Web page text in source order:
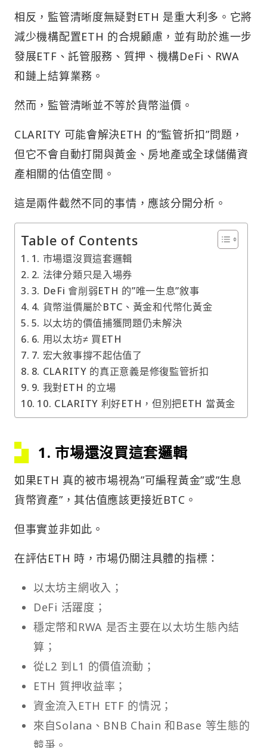
相反，監管清晰度無疑對ETH 是重大利多。它將
減少機構配置ETH 的合規顧慮，並有助於進一步
發展ETF、託管服務、質押、機構DeFi、RWA
和鏈上結算業務。
然而，監管清晰並不等於貨幣溢價。
CLARITY 可能會解決ETH 的”監管折扣”問題，
但它不會自動打開與黃金、房地產或全球儲備資
產相關的估值空間。
這是兩件截然不同的事情，應該分開分析。
Table of Contents
1. 市場還沒買這套邏輯
2. 法律分類只是入場券
3. DeFi 會削弱ETH 的”唯一生息”敘事
4. 貨幣溢價屬於BTC、黃金和代幣化黃金
5. 以太坊的價值捕獲問題仍未解決
6. 用以太坊≠ 買ETH
7. 宏大敘事撐不起估值了
8. CLARITY 的真正意義是修復監管折扣
9. 我對ETH 的立場
10. CLARITY 利好ETH，但別把ETH 當黃金
1. 市場還沒買這套邏輯
如果ETH 真的被市場視為”可編程黃金”或”生息
貨幣資產”，其估值應該更接近BTC。
但事實並非如此。
在評估ETH 時，市場仍關注具體的指標：
以太坊主網收入；
DeFi 活躍度；
穩定幣和RWA 是否主要在以太坊生態內結
算；
從L2 到L1 的價值流動；
ETH 質押收益率；
資金流入ETH ETF 的情況；
來自Solana、BNB Chain 和Base 等生態的
競爭。